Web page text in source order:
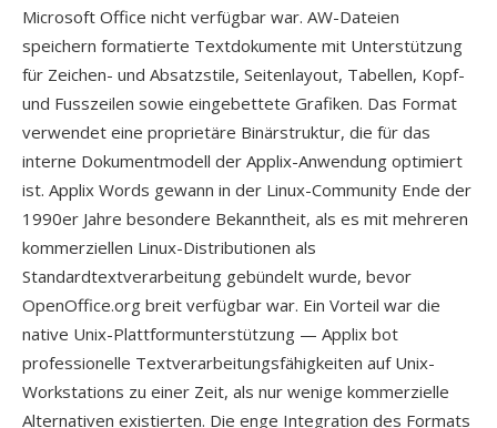
Microsoft Office nicht verfügbar war. AW-Dateien
speichern formatierte Textdokumente mit Unterstützung
für Zeichen- und Absatzstile, Seitenlayout, Tabellen, Kopf-
und Fusszeilen sowie eingebettete Grafiken. Das Format
verwendet eine proprietäre Binärstruktur, die für das
interne Dokumentmodell der Applix-Anwendung optimiert
ist. Applix Words gewann in der Linux-Community Ende der
1990er Jahre besondere Bekanntheit, als es mit mehreren
kommerziellen Linux-Distributionen als
Standardtextverarbeitung gebündelt wurde, bevor
OpenOffice.org breit verfügbar war. Ein Vorteil war die
native Unix-Plattformunterstützung — Applix bot
professionelle Textverarbeitungsfähigkeiten auf Unix-
Workstations zu einer Zeit, als nur wenige kommerzielle
Alternativen existierten. Die enge Integration des Formats